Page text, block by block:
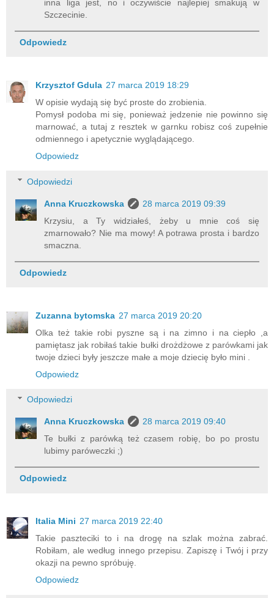
inna liga jest, no i oczywiście najlepiej smakują w
Szczecinie.
Odpowiedz
Krzysztof Gdula 27 marca 2019 18:29
W opisie wydają się być proste do zrobienia.
Pomysł podoba mi się, ponieważ jedzenie nie powinno się
marnować, a tutaj z resztek w garnku robisz coś zupełnie
odmiennego i apetycznie wyglądającego.
Odpowiedz
Odpowiedzi
Anna Kruczkowska
28 marca 2019 09:39
Krzysiu, a Ty widziałeś, żeby u mnie coś się
zmarnowało? Nie ma mowy! A potrawa prosta i bardzo
smaczna.
Odpowiedz
Zuzanna bytomska 27 marca 2019 20:20
Olka też takie robi pyszne są i na zimno i na ciepło ,a
pamiętasz jak robiłaś takie bułki drożdżowe z parówkami jak
twoje dzieci były jeszcze małe a moje dziecię było mini .
Odpowiedz
Odpowiedzi
Anna Kruczkowska
28 marca 2019 09:40
Te bułki z parówką też czasem robię, bo po prostu
lubimy paróweczki ;)
Odpowiedz
Italia Mini 27 marca 2019 22:40
Takie paszteciki to i na drogę na szlak można zabrać.
Robiłam, ale według innego przepisu. Zapiszę i Twój i przy
okazji na pewno spróbuję.
Odpowiedz